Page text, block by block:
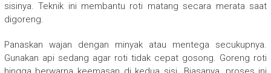
sisinya. Teknik ini membantu roti matang secara merata saat
digoreng.
Panaskan wajan dengan minyak atau mentega secukupnya.
Gunakan api sedang agar roti tidak cepat gosong. Goreng roti